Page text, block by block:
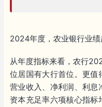
2024年度，农业银行业绩
从年度指标来看，农行
位居国有大行首位。更值
营业收入、净利润、利息
资本充足率六项核心指